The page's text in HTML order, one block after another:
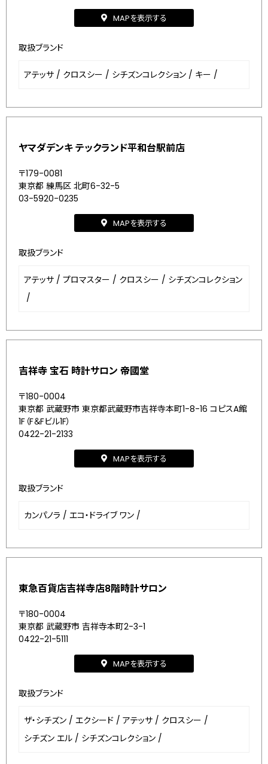
MAPを表示する
取扱ブランド
アテッサ / クロスシー / シチズンコレクション / キー /
ヤマダデンキ テックランド平和台駅前店
〒179-0081
東京都 練馬区 北町6-32-5
03-5920-0235
MAPを表示する
取扱ブランド
アテッサ / プロマスター / クロスシー / シチズンコレクション
/
吉祥寺 宝石 時計サロン 帝國堂
〒180-0004
東京都 武蔵野市 東京都武蔵野市吉祥寺本町1-8-16 コピスA館
1F（F＆Fビル1F）
0422-21-2133
MAPを表示する
取扱ブランド
カンパノラ / エコ・ドライブ ワン /
東急百貨店吉祥寺店8階時計サロン
〒180-0004
東京都 武蔵野市 吉祥寺本町2-3-1
0422-21-5111
MAPを表示する
取扱ブランド
ザ・シチズン / エクシード / アテッサ / クロスシー /
シチズン エル / シチズンコレクション /